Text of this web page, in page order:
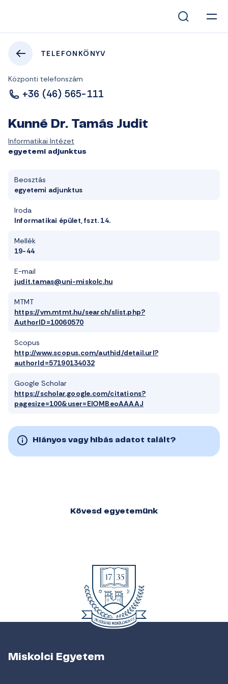
TELEFONKÖNYV
Központi telefonszám
+36 (46) 565-111
Kunné Dr. Tamás Judit
Informatikai Intézet
egyetemi adjunktus
Beosztás
egyetemi adjunktus
Iroda
Informatikai épület, fszt. 14.
Mellék
19-44
E-mail
judit.tamas@uni-miskolc.hu
MTMT
https://vm.mtmt.hu/search/slist.php?
AuthorID=10060570
Scopus
http://www.scopus.com/authid/detail.url?
authorId=57190134032
Google Scholar
https://scholar.google.com/citations?
pagesize=100&user=ElOMBeoAAAAJ
Hiányos vagy hibás adatot talált?
Kövesd egyetemünk
Miskolci Egyetem